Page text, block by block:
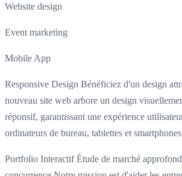
Website design
Event marketing
Mobile App
Responsive Design Bénéficiez d'un design
nouveau site web arbore un design
réponsif, garantissant une expérience
ordinateurs de bureau, tablettes et
Portfolio Interactif Étude de marché